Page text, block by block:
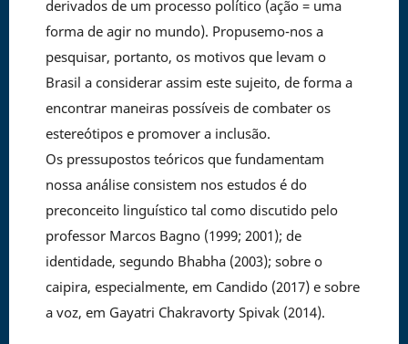
derivados de um processo político (ação = uma
forma de agir no mundo). Propusemo-nos a
pesquisar, portanto, os motivos que levam o
Brasil a considerar assim este sujeito, de forma a
encontrar maneiras possíveis de combater os
estereótipos e promover a inclusão.
Os pressupostos teóricos que fundamentam
nossa análise consistem nos estudos é do
preconceito linguístico tal como discutido pelo
professor Marcos Bagno (1999; 2001); de
identidade, segundo Bhabha (2003); sobre o
caipira, especialmente, em Candido (2017) e sobre
a voz, em Gayatri Chakravorty Spivak (2014).